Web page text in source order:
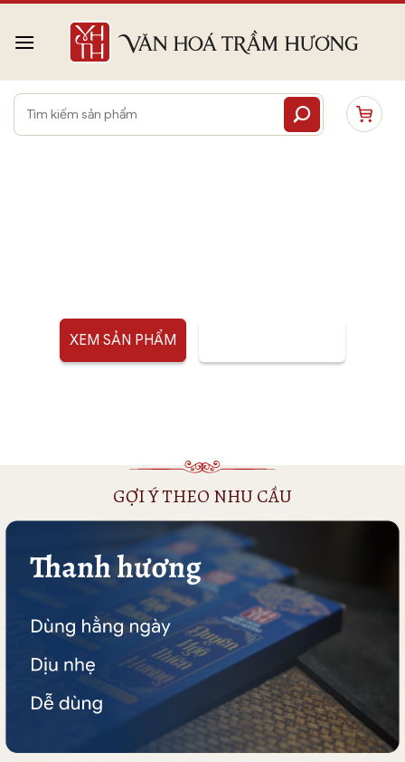
qua
dung
Tìm
XEM SẢN PHẨM
GỢI Ý THEO NHU CẦU